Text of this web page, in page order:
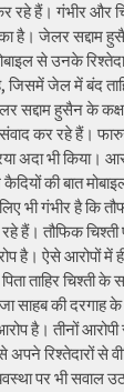
रहे हैं। गंभीर और
है। जेलर सद्दाम
से उनके
जिसमें जेल में बंद
सद्दाम हुसैन के
कर रहे हैं।
अदा भी किया।
की बात
भी गंभीर है कि
हैं। तौफिक
है। ऐसे आरोपों में
ताहिर
साहब की दरगाह के
है। तीनों
रिश्तेदारों से
पर भी सवाल